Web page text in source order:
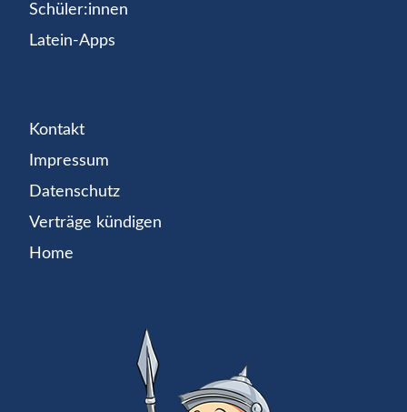
Schüler:innen
Latein-Apps
Kontakt
Impressum
Datenschutz
Verträge kündigen
Home